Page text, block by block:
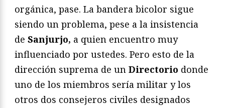
orgánica, pase. La bandera bicolor sigue
siendo un problema, pese a la insistencia
de Sanjurjo, a quien encuentro muy
influenciado por ustedes. Pero esto de la
dirección suprema de un Directorio donde
uno de los miembros sería militar y los
otros dos consejeros civiles designados